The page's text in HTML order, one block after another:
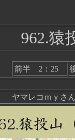
962.猿
前半 2：25
ヤマレコｍｙさ